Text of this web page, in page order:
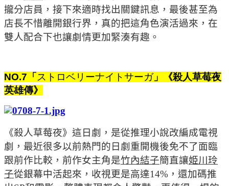
攏分店員，接下來適時找出關鍵訊息，最後甚至為
店長不惜離開銀行界，真的把這角色演活過來，在
雙人配合下也讓劇情更加緊湊有趣。
NO.7 「 ストロベリーナイトサーガ」《殺人草莓夜
英雄傳》
《殺人草莓夜》這日劇，是從推理小說改編成電視
劇，最近很多以前熱門的日劇重開機後免不了面臨
跟前作比較，前作女主角是竹內結子簡直讓姫川玲
子從銀幕中活起來，收視更是高達14%，還加碼推